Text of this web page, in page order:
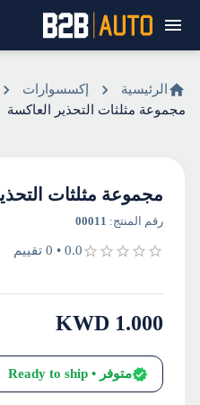
الرئيسية
إكسسوارات
مجموعة مثلثات التحذير العاكسة
مجموعة مثلثات
رقم المنتج:
00011
0.0
•
0 تقييم
1.000
متوفر • Ready to ship